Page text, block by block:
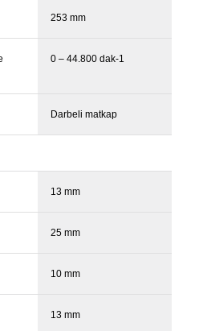
253 mm
0 – 44.800 dak-1
Darbeli matkap
13 mm
25 mm
10 mm
13 mm